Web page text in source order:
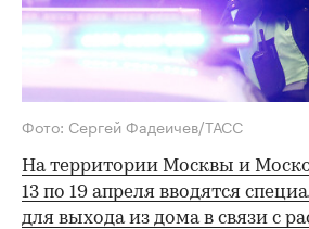
Фото: Сергей Фадеичев/ТАСС
На территории Москвы и
13 по 19 апреля вводятся
для выхода из дома в связи с